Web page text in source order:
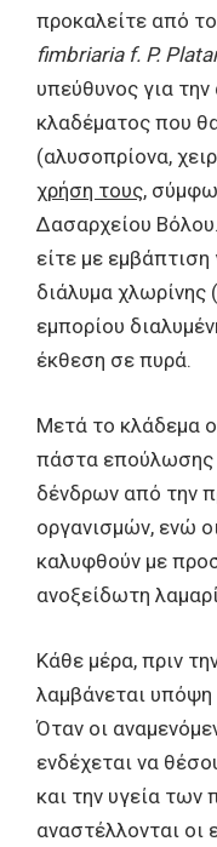
προκαλείτε από
fimbriaria f. P.
υπεύθυνος για
κλαδέματος που
(αλυσοπρίονα,
χρήση τους,
Δασαρχείου
είτε με
διάλυμα χλωρίνης
εμπορίου
έκθεση σε πυρά.
Μετά το κλάδεμα
πάστα επούλωσης
δένδρων από την
οργανισμών, ενώ
καλυφθούν με
ανοξείδωτη
Κάθε μέρα, πριν
λαμβάνεται υπόψη
Όταν οι
ενδέχεται να
και την υγεία
αναστέλλονται οι